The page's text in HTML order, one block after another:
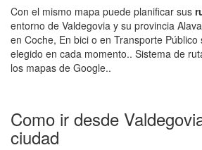
Con el mismo mapa puede planificar sus
entorno de Valdegovia y su provincia
en Coche, En bici o en Transporte Público
elegido en cada momento.. Sistema de
los mapas de Google..
Como ir desde
ciudad